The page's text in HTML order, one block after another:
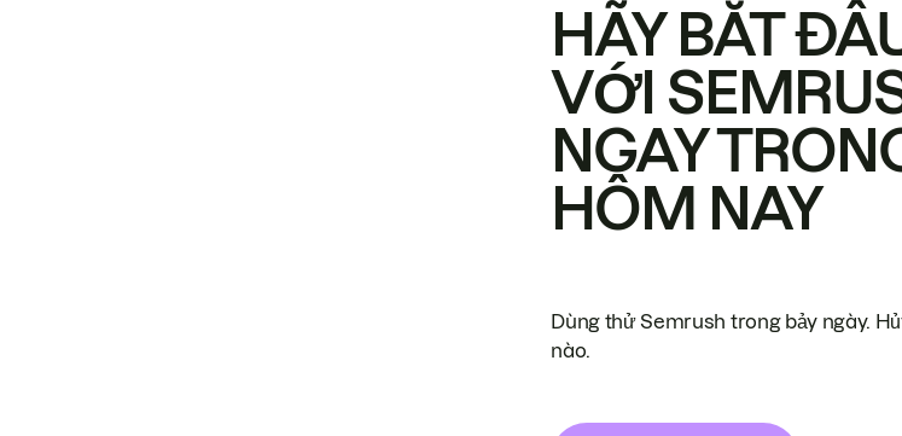
HÃY BẮT
VỚI
NGAY
HÔM NAY
Dùng thử Semrush trong bảy ngày.
nào.